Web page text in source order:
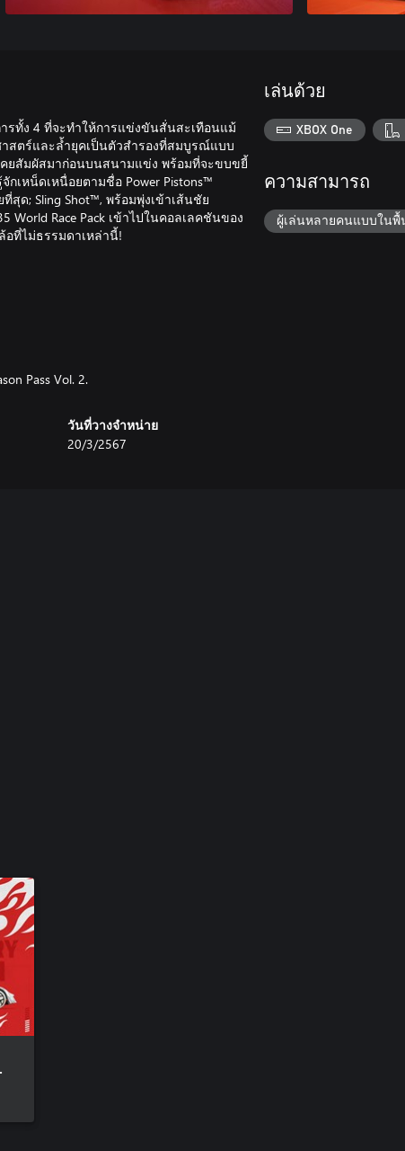
รทั้ง 4 ที่จะทำให้การแข่งขันสั่นสะเทือนแม้
สตร์และล้ำยุคเป็นตัวสำรองที่สมบูรณ์แบบ
ยสัมผัสมาก่อนบนสนามแข่ง พร้อมที่จะขบขยี้
กเหน็ดเหนื่อยตามชื่อ Power Pistons™
สุด; Sling Shot™, พร้อมพุ่งเข้าเส้นชัย
World Race Pack เข้าไปในคอลเลคชันของ
ที่ไม่ธรรมดาเหล่านี้!
Pass Vol. 2.
วันที่วางจำหน่าย
20/3/2567
เล่นด้วย
XBOX One
ความสามารถ
ผู้เล่นหลายคนแบบในพื้